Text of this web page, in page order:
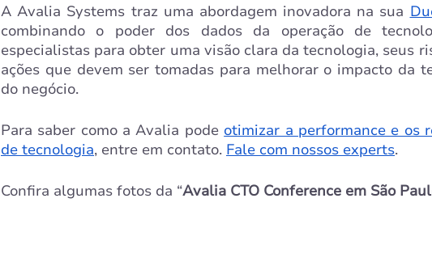
A Avalia Systems traz uma abordagem inovadora na sua
combinando o poder dos dados da operação de
especialistas para obter uma visão clara da tecnologia, seus
ações que devem ser tomadas para melhorar o impacto da
do negócio.
Para saber como a Avalia pode otimizar a performance e os
de tecnologia, entre em contato. Fale com nossos experts.
Confira algumas fotos da “Avalia CTO Conference em São